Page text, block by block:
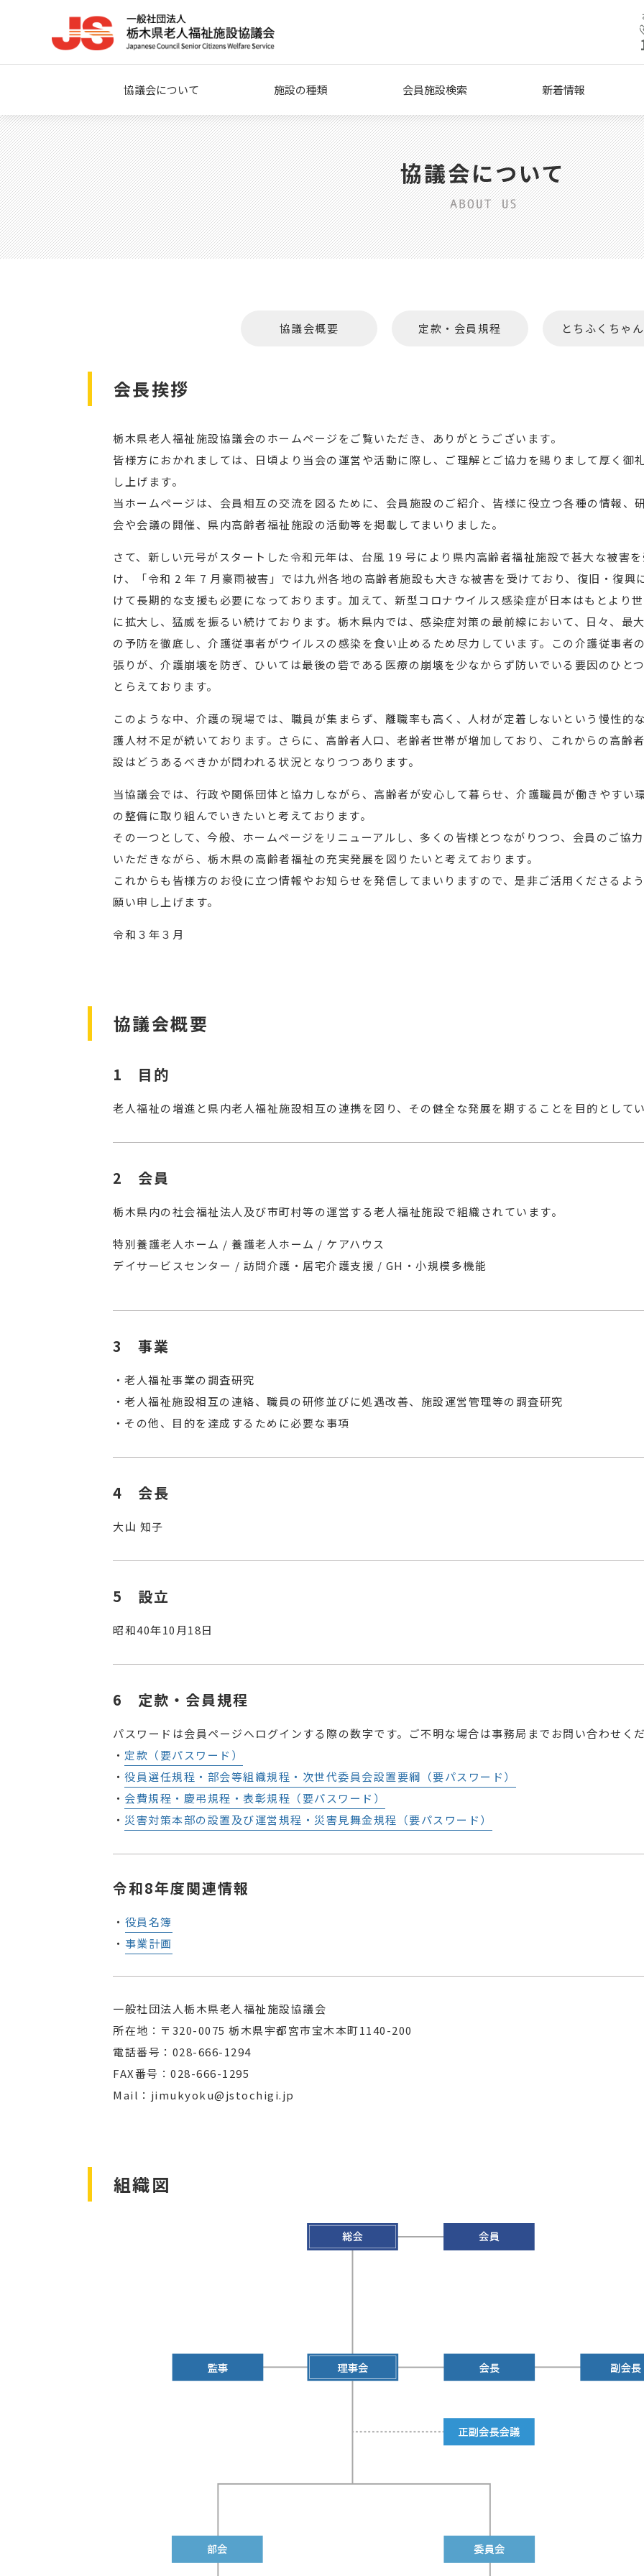
協議会について 施設の種類 会員施設検索 新着情報
協議会について
協議会概要 定款・会員規程 とちふくちゃ
会長挨拶
栃木県老人福祉施設協議会のホームページをご覧いただき、ありがとうございます。
皆様方におかれましては、日頃より当会の運営や活動に際し、ご理解とご協力を賜りまして厚く御
し上げます。
当ホームページは、会員相互の交流を図るために、会員施設のご紹介、皆様に役立つ各種の情報、
会や会議の開催、県内高齢者福祉施設の活動等を掲載してまいりました。
さて、新しい元号がスタートした令和元年は、台風 19 号により県内高齢者福祉施設で甚大な被害
け、「令和 2 年 7 月豪雨被害」では九州各地の高齢者施設も大きな被害を受けており、復旧・復興
けて長期的な支援も必要になっております。加えて、新型コロナウイルス感染症が日本はもとより
に拡大し、猛威を振るい続けております。栃木県内では、感染症対策の最前線において、日々、最
の予防を徹底し、介護従事者がウイルスの感染を食い止めるため尽力しています。この介護従事者
張りが、介護崩壊を防ぎ、ひいては最後の砦である医療の崩壊を少なからず防いでいる要因のひと
とらえております。
このような中、介護の現場では、職員が集まらず、離職率も高く、人材が定着しないという慢性的
護人材不足が続いております。さらに、高齢者人口、老齢者世帯が増加しており、これからの高齢
設はどうあるべきかが問われる状況となりつつあります。
当協議会では、行政や関係団体と協力しながら、高齢者が安心して暮らせ、介護職員が働きやすい
の整備に取り組んでいきたいと考えております。
その一つとして、今般、ホームページをリニューアルし、多くの皆様とつながりつつ、会員のご協
いただきながら、栃木県の高齢者福祉の充実発展を図りたいと考えております。
これからも皆様方のお役に立つ情報やお知らせを発信してまいりますので、是非ご活用くださるよ
願い申し上げます。
令和３年３月
協議会概要
目的
老人福祉の増進と県内老人福祉施設相互の連携を図り、その健全な発展を期することを目的として
会員
栃木県内の社会福祉法人及び市町村等の運営する老人福祉施設で組織されています。
特別養護老人ホーム / 養護老人ホーム / ケアハウス
デイサービスセンター / 訪問介護・居宅介護支援 / GH・小規模多機能
事業
老人福祉事業の調査研究
老人福祉施設相互の連絡、職員の研修並びに処遇改善、施設運営管理等の調査研究
その他、目的を達成するために必要な事項
会長
大山 知子
設立
昭和40年10月18日
定款・会員規程
パスワードは会員ページへログインする際の数字です。ご不明な場合は事務局までお問い合わせく
定款（要パスワード）
役員選任規程・部会等組織規程・次世代委員会設置要綱（要パスワード）
会費規程・慶弔規程・表彰規程（要パスワード）
災害対策本部の設置及び運営規程・災害見舞金規程（要パスワード）
令和8年度関連情報
・ 役員名簿
・ 事業計画
一般社団法人栃木県老人福祉施設協議会
所在地：〒320-0075 栃木県宇都宮市宝木本町1140-200
電話番号：028-666-1294
FAX番号：028-666-1295
Mail：jimukyoku@jstochigi.jp
組織図